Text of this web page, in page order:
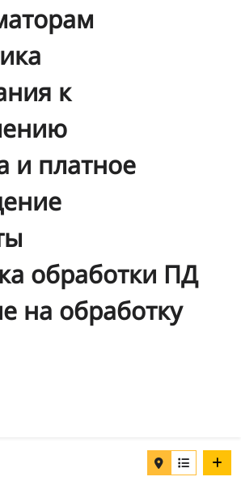
к
и платное
обработки ПД
на обработку